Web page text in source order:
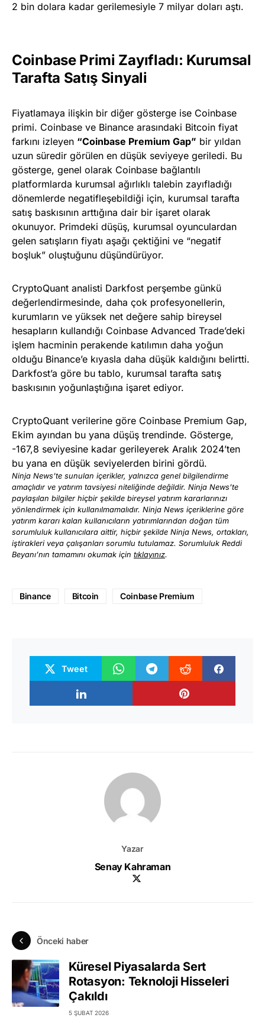
2 bin dolara kadar gerilemesiyle 7 milyar doları aştı.
Coinbase Primi Zayıfladı: Kurumsal
Tarafta Satış Sinyali
Fiyatlamaya ilişkin bir diğer gösterge ise Coinbase
primi. Coinbase ve Binance arasındaki Bitcoin fiyat
farkını izleyen “Coinbase Premium Gap” bir yıldan
uzun süredir görülen en düşük seviyeye geriledi. Bu
gösterge, genel olarak Coinbase bağlantılı
platformlarda kurumsal ağırlıklı talebin zayıfladığı
dönemlerde negatifleşebildiği için, kurumsal tarafta
satış baskısının arttığına dair bir işaret olarak
okunuyor. Primdeki düşüş, kurumsal oyunculardan
gelen satışların fiyatı aşağı çektiğini ve “negatif
boşluk” oluştuğunu düşündürüyor.
CryptoQuant analisti Darkfost perşembe günkü
değerlendirmesinde, daha çok profesyonellerin,
kurumların ve yüksek net değere sahip bireysel
hesapların kullandığı Coinbase Advanced Trade’deki
işlem hacminin perakende katılımın daha yoğun
olduğu Binance’e kıyasla daha düşük kaldığını belirtti.
Darkfost’a göre bu tablo, kurumsal tarafta satış
baskısının yoğunlaştığına işaret ediyor.
CryptoQuant verilerine göre Coinbase Premium Gap,
Ekim ayından bu yana düşüş trendinde. Gösterge,
-167,8 seviyesine kadar gerileyerek Aralık 2024’ten
bu yana en düşük seviyelerden birini gördü.
Ninja News’te sunulan içerikler, yalnızca genel bilgilendirme
amaçlıdır ve yatırım tavsiyesi niteliğinde değildir. Ninja News’te
paylaşılan bilgiler hiçbir şekilde bireysel yatırım kararlarınızı
yönlendirmek için kullanılmamalıdır. Ninja News içeriklerine göre
yatırım kararı kalan kullanıcıların yatırımlarından doğan tüm
sorumluluk kullanıcılara aittir, hiçbir şekilde Ninja News, ortakları,
iştirakleri veya çalışanları sorumlu tutulamaz. Sorumluluk Reddi
Beyanı’nın tamamını okumak için tıklayınız.
Binance Bitcoin Coinbase Premium
Tweet
Yazar
Senay Kahraman
Önceki haber
Küresel Piyasalarda Sert
Rotasyon: Teknoloji Hisseleri
Çakıldı
5 ŞUBAT 2026